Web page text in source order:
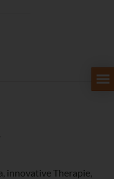
innovative Therapie,